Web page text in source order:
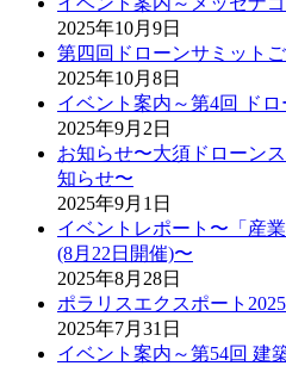
2025年10月9日
第四回ドローンサミットご
2025年10月8日
イベント案内～第4回 ド
2025年9月2日
お知らせ〜大須ドローン
知らせ〜
2025年9月1日
イベントレポート〜「産
(8月22日開催)〜
2025年8月28日
ポラリスエクスポート
2025年7月31日
イベント案内～第54回 建